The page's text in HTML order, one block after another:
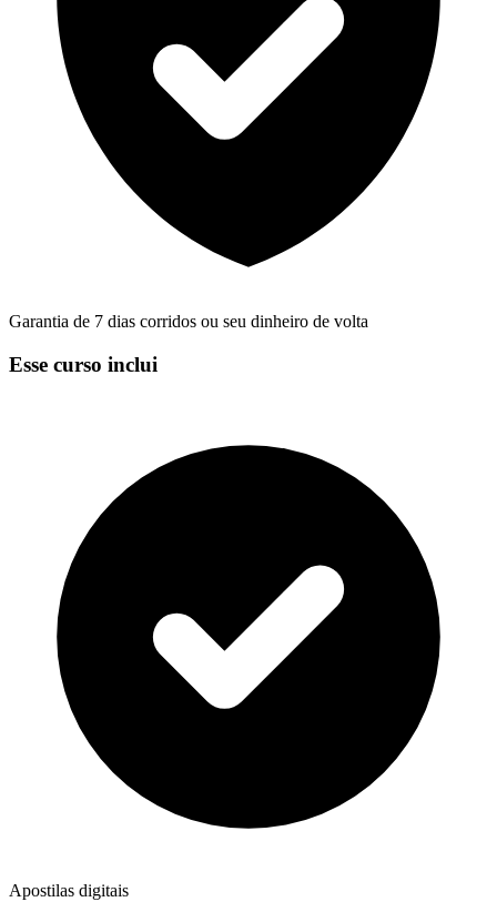
Garantia de 7 dias corridos ou seu dinheiro de volta
Esse curso inclui
Apostilas digitais